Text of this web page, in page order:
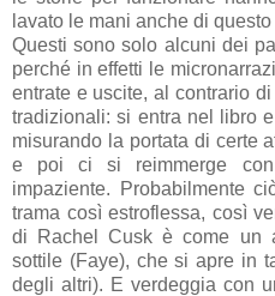
lavato le mani anche di
Questi sono solo alcuni dei
perché in effetti le
entrate e uscite, al contrario
tradizionali: si entra nel libro
misurando la portata di certe
e poi ci si reimmerge
impaziente. Probabilmente
trama così estroflessa, così
di Rachel Cusk è come un
sottile (Faye), che si apre in
degli altri). E verdeggia con